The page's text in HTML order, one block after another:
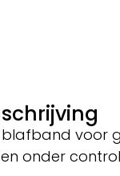
voor
onder